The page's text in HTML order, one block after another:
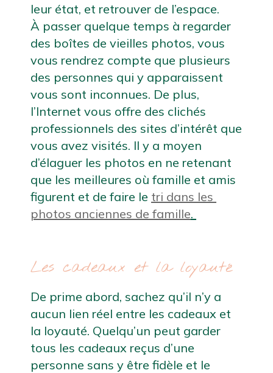
leur état, et retrouver de l’espace.
À passer quelque temps à regarder
des boîtes de vieilles photos, vous
vous rendrez compte que plusieurs
des personnes qui y apparaissent
vous sont inconnues. De plus,
l’Internet vous offre des clichés
professionnels des sites d’intérêt que
vous avez visités. Il y a moyen
d’élaguer les photos en ne retenant
que les meilleures où famille et amis
figurent et de faire le tri dans les
photos anciennes de famille.
Les cadeaux et la loyauté
De prime abord, sachez qu’il n’y a
aucun lien réel entre les cadeaux et
la loyauté. Quelqu’un peut garder
tous les cadeaux reçus d’une
personne sans y être fidèle et le